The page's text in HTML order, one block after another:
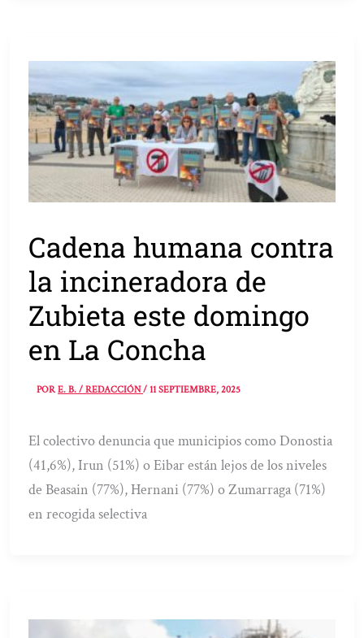
Cadena humana contra
la incineradora de
Zubieta este domingo
en La Concha
PORE. B. / REDACCIÓN/11 SEPTIEMBRE, 2025
El colectivo denuncia que municipios como Donostia
(41,6%), Irun (51%) o Eibar están lejos de los niveles
de Beasain (77%), Hernani (77%) o Zumarraga (71%)
en recogida selectiva